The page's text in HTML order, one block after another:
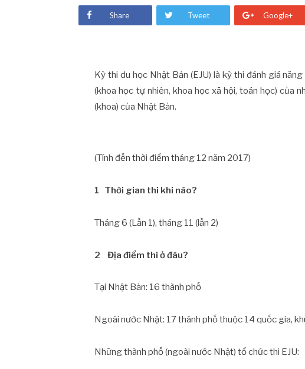
Share Tweet Google+
Kỳ thi du học Nhật Bản (EJU) là kỳ thi đánh giá
(khoa học tự nhiên, khoa học xã hội, toán học) của
(khoa) của Nhật Bản.
(Tính đến thời điểm tháng 12 năm 2017)
1 Thời gian thi khi nào?
Tháng 6 (Lần 1), tháng 11 (lần 2)
2 Địa điểm thi ở đâu?
Tại Nhật Bản: 16 thành phố
Ngoài nước Nhật: 17 thành phố thuộc 14 quốc gia,
Những thành phố (ngoài nước Nhật) tổ chức thi EJU: